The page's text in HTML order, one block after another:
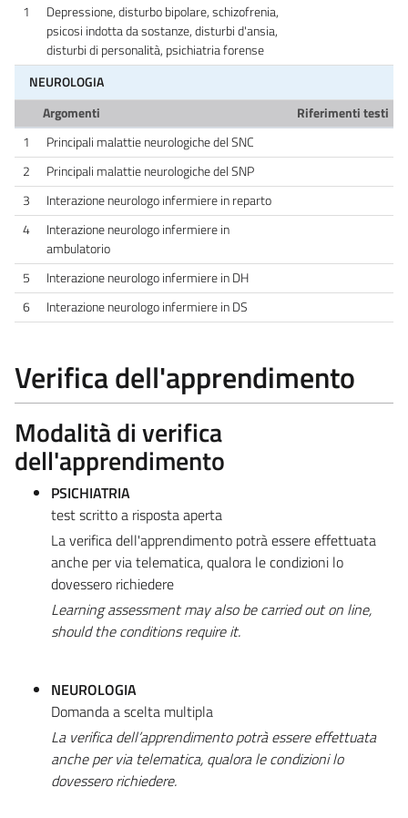
1
Depressione, disturbo bipolare, schizofrenia,
psicosi indotta da sostanze, disturbi d'ansia,
disturbi di personalità, psichiatria forense
NEUROLOGIA
Argomenti
Riferimenti testi
1
Principali malattie neurologiche del SNC
2
Principali malattie neurologiche del SNP
3
Interazione neurologo infermiere in reparto
4
Interazione neurologo infermiere in
ambulatorio
5
Interazione neurologo infermiere in DH
6
Interazione neurologo infermiere in DS
Verifica dell'apprendimento
Modalità di verifica
dell'apprendimento
PSICHIATRIA
test scritto a risposta aperta
La verifica dell'apprendimento potrà essere effettuata
anche per via telematica, qualora le condizioni lo
dovessero richiedere
Learning assessment may also be carried out on line,
should the conditions require it.
NEUROLOGIA
Domanda a scelta multipla
La verifica dell’apprendimento potrà essere effettuata
anche per via telematica, qualora le condizioni lo
dovessero richiedere.